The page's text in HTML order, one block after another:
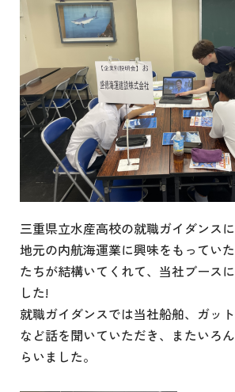
三重県立水産高校の就職ガイダンス
地元の内航海運業に興味をもってい
たちが結構いてくれて、当社ブース
した!
就職ガイダンスでは当社船舶、ガッ
など話を聞いていただき、またいろ
らいました。